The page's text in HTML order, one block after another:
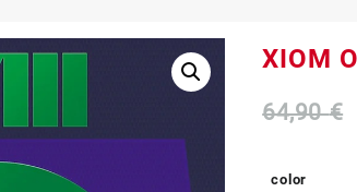
XIOM
64,90€
color